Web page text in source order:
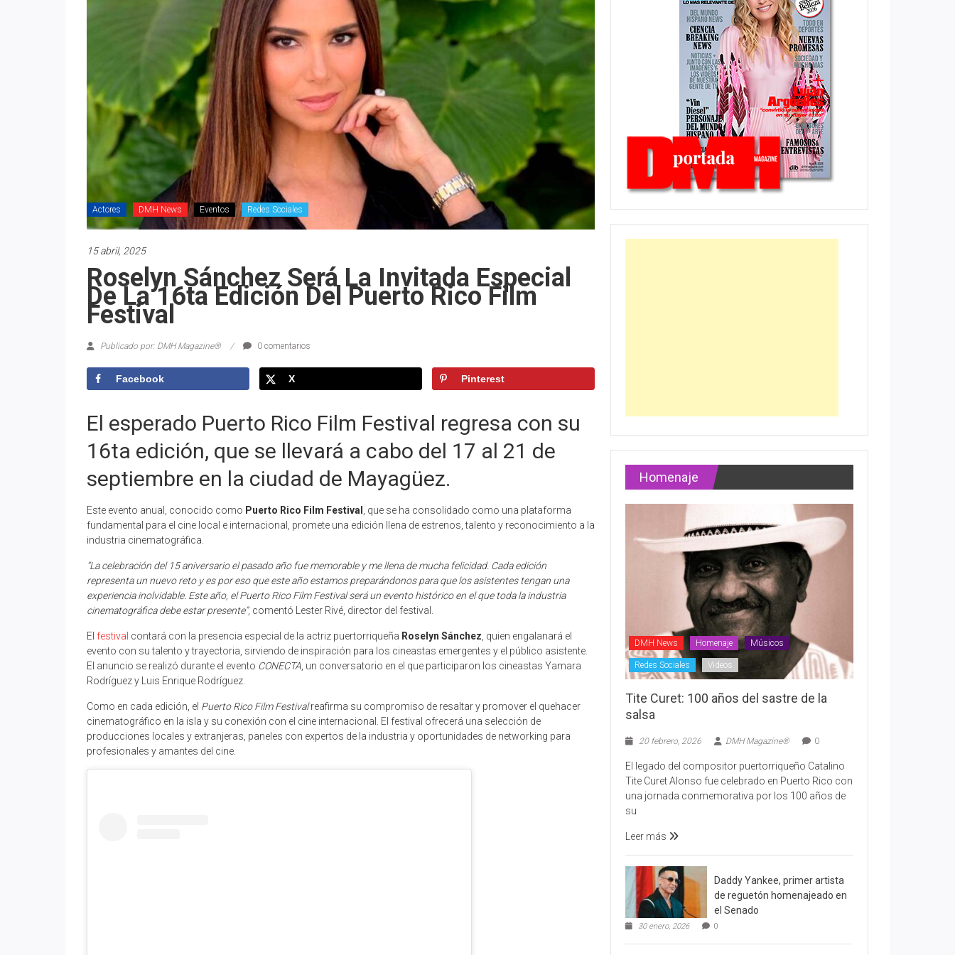
Actores DMH News Eventos Redes Sociales
15 abril, 2025
Roselyn Sánchez Será La Invitada Especial
De La 16ta Edición Del Puerto Rico Film
Festival
Publicado por: DMH Magazine® 0 comentarios
Facebook X Pinterest
El esperado Puerto Rico Film Festival regresa con su
16ta edición, que se llevará a cabo del 17 al 21 de
septiembre en la ciudad de Mayagüez.
Este evento anual, conocido como Puerto Rico Film Festival
, que se ha consolidado como una plataforma
fundamental para el cine local e internacional, promete una edición llena de estrenos, talento y reconocimiento a la
industria cinematográfica.
“La celebración del 15 aniversario el pasado año fue memorable y me llena de mucha felicidad. Cada edición
representa un nuevo reto y es por eso que este año estamos preparándonos para que los asistentes tengan una
experiencia inolvidable. Este año, el Puerto Rico Film Festival será un evento histórico en el que toda la industria
cinematográfica debe estar presente”, comentó Lester Rivé, director del festival.
El festival contará con la presencia especial de la actriz puertorriqueña Roselyn Sánchez , quien engalanará el
evento con su talento y trayectoria, sirviendo de inspiración para los cineastas emergentes y el público asistente.
El anuncio se realizó durante el evento CONECTA , un conversatorio en el que participaron los cineastas Yamara
Rodríguez y Luis Enrique Rodríguez.
Como en cada edición, el Puerto Rico Film Festivalreafirma su compromiso de resaltar y promover el quehacer
cinematográfico en la isla y su conexión con el cine internacional. El festival ofrecerá una selección de
producciones locales y extranjeras, paneles con expertos de la industria y oportunidades de networking para
profesionales y amantes del cine.
Homenaje
DMH News Homenaje Músicos
Redes Sociales Videos
Tite Curet: 100 años del sastre de la
salsa
20 febrero, 2026 DMH Magazine® 0
El legado del compositor puertorriqueño Catalino
Tite Curet Alonso fue celebrado en Puerto Rico con
una jornada conmemorativa por los 100 años de
su
Leer más
Daddy Yankee, primer artista
de reguetón homenajeado en
el Senado
30 enero, 2026 0